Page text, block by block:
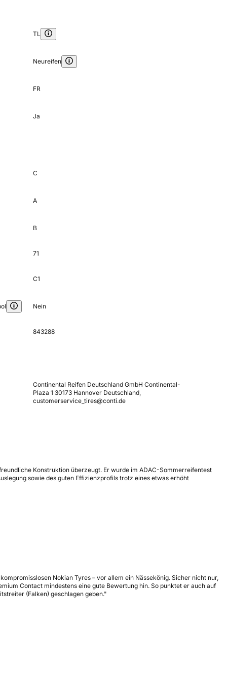
TL
Neureifen
FR
Ja
C
A
B
71
C1
Nein
843288
Continental Reifen Deutschland GmbH Continental-
Plaza 1 30173 Hannover Deutschland,
customerservice_tires@conti.de
Konstruktion überzeugt. Er wurde im ADAC-Sommerreifentest
sowie des guten Effizienzprofils trotz eines etwas erhöht
Nokian Tyres – vor allem ein Nässekönig. Sicher nicht nur,
Contact mindestens eine gute Bewertung hin. So punktet er auch auf
(Falken) geschlagen geben."